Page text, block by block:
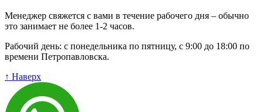
Менеджер свяжется с вами в течение рабочего дня – обычно
это занимает не более 1-2 часов.
Рабочий день: с понедельника по пятницу, с 9:00 до 18:00 по
времени Петропавловска.
↑ Наверх